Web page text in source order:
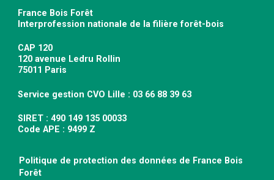
France Bois Forêt
Interprofession nationale de la filière forêt-bois
CAP 120
120 avenue Ledru Rollin
75011 Paris
Service gestion CVO Lille : 03 66 88 39 63
SIRET : 490 149 135 00033
Code APE : 9499 Z
Politique de protection des données de France Bois
Forêt